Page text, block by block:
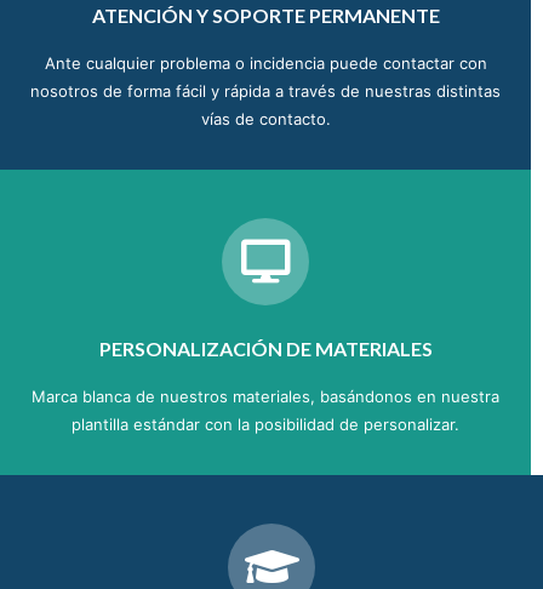
ATENCIÓN Y SOPORTE PERMANENTE
Ante cualquier problema o incidencia puede contactar con
nosotros de forma fácil y rápida a través de nuestras distintas
vías de contacto.
PERSONALIZACIÓN DE MATERIALES
Marca blanca de nuestros materiales, basándonos en nuestra
plantilla estándar con la posibilidad de personalizar.